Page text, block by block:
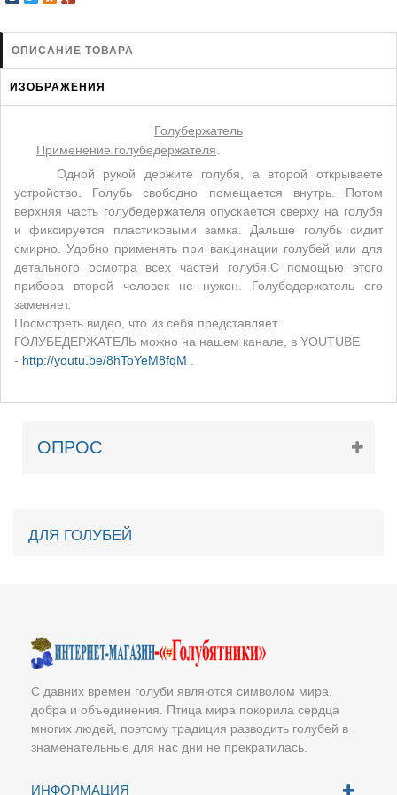
НОВИНКИ ДЛЯ ГОЛУБЕЙ
КНИГИ О ГОЛУБЯХ
ТОВАРЫ ДЛЯ ПОПУГАЕВ
ТОВАРЫ ДЛЯ КУР И ДР. ПТИЦ
ОПИСАНИЕ ТОВАРА
ИЗОБРАЖЕНИЯ
Голубержатель
Применение голубедержателя.
Одной рукой держите голубя, а второй открываете
устройство. Голубь свободно помещается внутрь. Потом
верхняя часть голубедержателя опускается сверху на голубя
и фиксируется пластиковыми замка. Дальше голубь сидит
смирно. Удобно применять при вакцинации голубей или для
детального осмотра всех частей голубя.С помощью этого
прибора второй человек не нужен. Голубедержатель его
заменяет.
Посмотреть видео, что из себя представляет
ГОЛУБЕДЕРЖАТЕЛЬ можно на нашем канале, в YOUTUBE
- http://youtu.be/8hToYeM8fqM
ОПРОС
ДЛЯ ГОЛУБЕЙ
С давних времен голуби являются символом мира,
добра и объединения. Птица мира покорила сердца
многих людей, поэтому традиция разводить голубей в
знаменательные для нас дни не прекратилась.
ИНФОРМАЦИЯ